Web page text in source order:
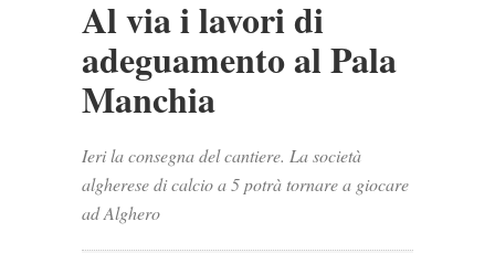
Al via i lavori di
adeguamento al Pala
Manchia
Ieri la consegna del cantiere. La società
algherese di calcio a 5 potrà tornare a giocare
ad Alghero